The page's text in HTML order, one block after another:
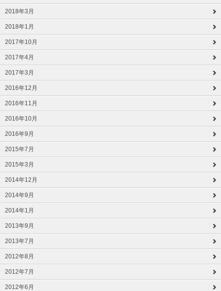
2018年3月
2018年1月
2017年10月
2017年4月
2017年3月
2016年12月
2016年11月
2016年10月
2016年9月
2015年7月
2015年3月
2014年12月
2014年9月
2014年1月
2013年9月
2013年7月
2012年8月
2012年7月
2012年6月